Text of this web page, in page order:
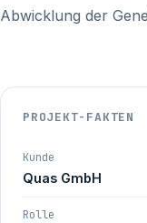
Abwicklung der
PROJEKT-FAKTEN
Kunde
Quas GmbH
Rolle